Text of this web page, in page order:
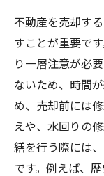
不動産を売却す
すことが重要で
り一層注意が必
ないため、時間
め、売却前には
えや、水回りの
繕を行う際には
です。例えば、